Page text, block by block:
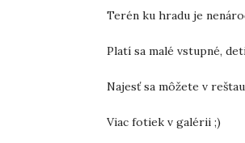
Terén ku hradu je
Platí sa malé vstupné,
Najesť sa môžete v
Viac fotiek v galérii ;)